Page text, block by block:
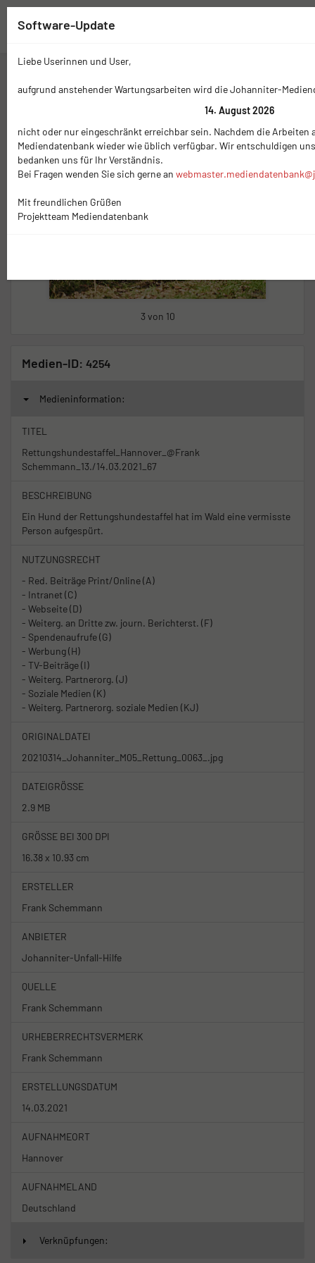
3 von 10
Medien-ID: 4254
Medieninformation:
TITEL
Rettungshundestaffel_Hannover_@Frank
Schemmann_13./14.03.2021_67
BESCHREIBUNG
Ein Hund der Rettungshundestaffel hat im Wald eine vermisste
Person aufgespürt.
NUTZUNGSRECHT
- Red. Beiträge Print/Online (A)
- Intranet (C)
- Webseite (D)
- Weiterg. an Dritte zw. journ. Berichterst. (F)
- Spendenaufrufe (G)
- Werbung (H)
- TV-Beiträge (I)
- Weiterg. Partnerorg. (J)
- Soziale Medien (K)
- Weiterg. Partnerorg. soziale Medien (KJ)
ORIGINALDATEI
20210314_Johanniter_M05_Rettung_0063_.jpg
DATEIGRÖSSE
2.9 MB
GRÖSSE BEI 300 DPI
16.38 x 10.93 cm
ERSTELLER
Frank Schemmann
ANBIETER
Johanniter-Unfall-Hilfe
QUELLE
Frank Schemmann
URHEBERRECHTSVERMERK
Frank Schemmann
ERSTELLUNGSDATUM
14.03.2021
AUFNAHMEORT
Hannover
AUFNAHMELAND
Deutschland
Verknüpfungen:
Software-Update
Liebe Userinnen und User,
aufgrund anstehender Wartungsarbeiten wird die Johanniter-
14. August 2026
nicht oder nur eingeschränkt erreichbar sein. Nachdem die Arbeiten
Mediendatenbank wieder wie üblich verfügbar. Wir entschuldigen
bedanken uns für Ihr Verständnis.
Bei Fragen wenden Sie sich gerne an
Mit freundlichen Grüßen
Projektteam Mediendatenbank